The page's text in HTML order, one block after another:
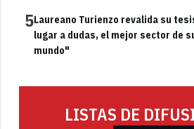
5Laureano Turienzo revalida su
lugar a dudas, el mejor sector de
mundo"
LISTAS DE